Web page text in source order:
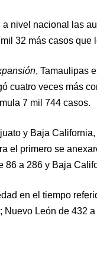
nivel nacional las
32 más casos
, Tamaulipas
cuatro veces más
7 mil 744 casos.
y Baja
el primero se
86 a 286 y Baja
en el tiempo
León de 432